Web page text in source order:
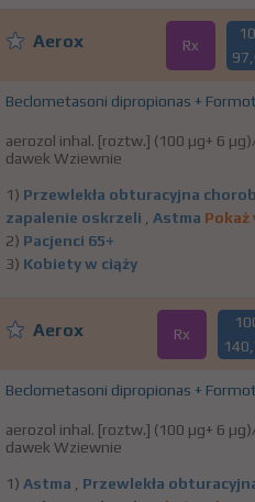
Aerox Rx
Beclometasoni dipropionas +
aerozol inhal. [roztw.] (100 µg+ 6
dawek Wziewnie
1) Przewlekła obturacyjna
zapalenie oskrzeli , Astma Pokaż
2) Pacjenci 65+
3) Kobiety w ciąży
Aerox Rx
Beclometasoni dipropionas +
aerozol inhal. [roztw.] (100 µg+ 6
dawek Wziewnie
1) Astma , Przewlekła